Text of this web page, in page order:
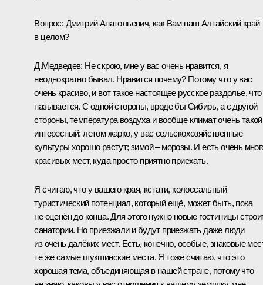
Вопрос: Дмитрий Анатольевич, как Вам наш Алтайский край
в целом?
Д.Медведев: Не скрою, мне у вас очень нравится, я
неоднократно бывал. Нравится почему? Потому что у вас
очень красиво, и вот такое настоящее русское раздолье, что
называется. С одной стороны, вроде бы Сибирь, а с другой
стороны, температура воздуха и вообще климат очень такой
интересный: летом жарко, у вас сельскохозяйственные
культуры хорошо растут; зимой – морозы. И есть очень
красивых мест, куда просто приятно приехать.
Я считаю, что у вашего края, кстати, колоссальный
туристический потенциал, который ещё, может быть, пока
не оценён до конца. Для этого нужно новые гостиницы
санатории. Но приезжали и будут приезжать даже люди
из очень далёких мест. Есть, конечно, особые, знаковые
те же самые шукшинские места. Я тоже считаю, что это
хорошая тема, объединяющая в нашей стране, потому что